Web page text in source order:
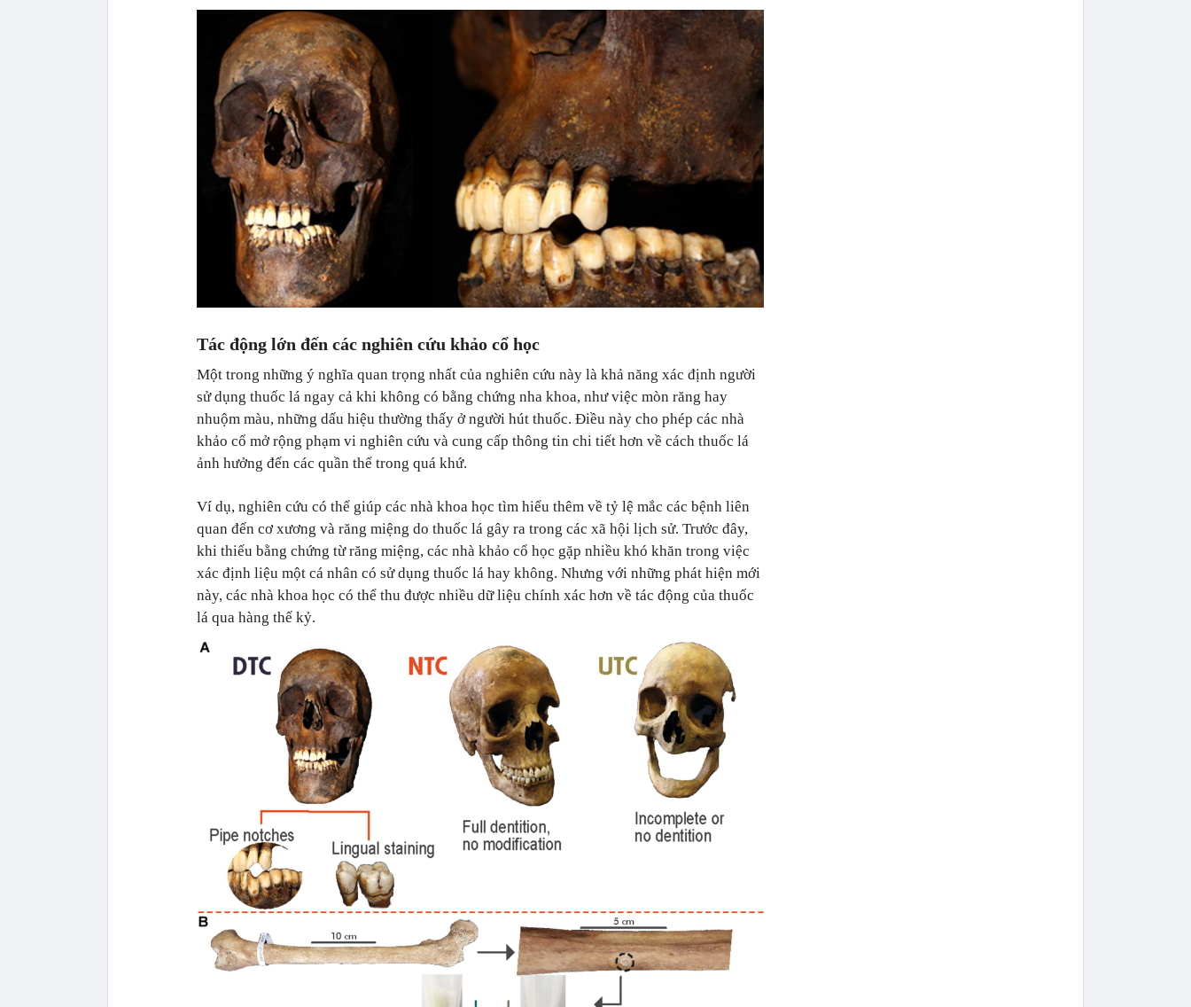
Tác động lớn đến các nghiên cứu khảo cổ học
Một trong những ý nghĩa quan trọng nhất của nghiên cứu này là khả năng xác định người
sử dụng thuốc lá ngay cả khi không có bằng chứng nha khoa, như việc mòn răng hay
nhuộm màu, những dấu hiệu thường thấy ở người hút thuốc. Điều này cho phép các nhà
khảo cổ mở rộng phạm vi nghiên cứu và cung cấp thông tin chi tiết hơn về cách thuốc lá
ảnh hưởng đến các quần thể trong quá khứ.
Ví dụ, nghiên cứu có thể giúp các nhà khoa học tìm hiểu thêm về tỷ lệ mắc các bệnh liên
quan đến cơ xương và răng miệng do thuốc lá gây ra trong các xã hội lịch sử. Trước đây,
khi thiếu bằng chứng từ răng miệng, các nhà khảo cổ học gặp nhiều khó khăn trong việc
xác định liệu một cá nhân có sử dụng thuốc lá hay không. Nhưng với những phát hiện mới
này, các nhà khoa học có thể thu được nhiều dữ liệu chính xác hơn về tác động của thuốc
lá qua hàng thế kỷ.